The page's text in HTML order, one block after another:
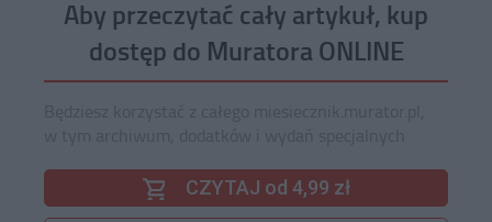
Aby przeczytać cały artykuł, kup
dostęp do Muratora ONLINE
CZYTAJ od 4,99 zł